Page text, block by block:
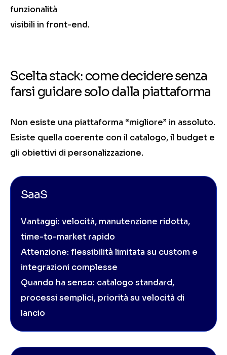
funzionalità
visibili in front-end.
Scelta stack: come decidere senza
farsi guidare solo dalla piattaforma
Non esiste una piattaforma “migliore” in assoluto.
Esiste quella coerente con il catalogo, il budget e
gli obiettivi di personalizzazione.
SaaS
Vantaggi: velocità, manutenzione ridotta,
time-to-market rapido
Attenzione: flessibilità limitata su custom e
integrazioni complesse
Quando ha senso: catalogo standard,
processi semplici, priorità su velocità di
lancio